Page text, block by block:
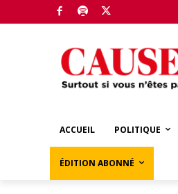
ACCUEIL POLITIQUE
ÉDITION ABONNÉ